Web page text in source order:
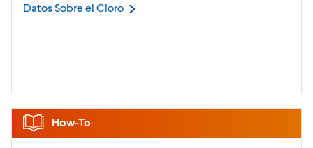
Datos Sobre el Cloro
How-To